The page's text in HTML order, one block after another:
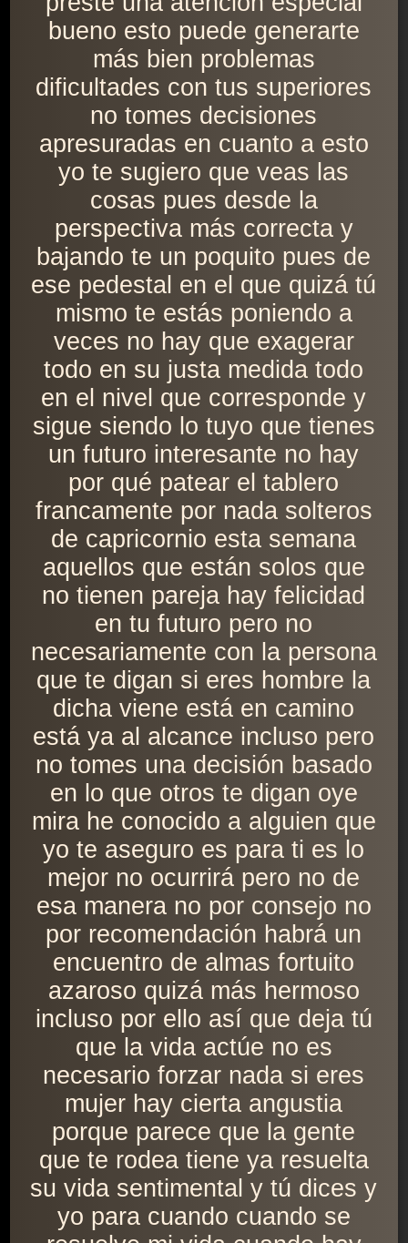
bueno esto puede generarte
más bien problemas
dificultades con tus superiores
no tomes decisiones
apresuradas en cuanto a esto
yo te sugiero que veas las
cosas pues desde la
perspectiva más correcta y
bajando te un poquito pues de
ese pedestal en el que quizá tú
mismo te estás poniendo a
veces no hay que exagerar
todo en su justa medida todo
en el nivel que corresponde y
sigue siendo lo tuyo que tienes
un futuro interesante no hay
por qué patear el tablero
francamente por nada solteros
de capricornio esta semana
aquellos que están solos que
no tienen pareja hay felicidad
en tu futuro pero no
necesariamente con la persona
que te digan si eres hombre la
dicha viene está en camino
está ya al alcance incluso pero
no tomes una decisión basado
en lo que otros te digan oye
mira he conocido a alguien que
yo te aseguro es para ti es lo
mejor no ocurrirá pero no de
esa manera no por consejo no
por recomendación habrá un
encuentro de almas fortuito
azaroso quizá más hermoso
incluso por ello así que deja tú
que la vida actúe no es
necesario forzar nada si eres
mujer hay cierta angustia
porque parece que la gente
que te rodea tiene ya resuelta
su vida sentimental y tú dices y
yo para cuando cuando se